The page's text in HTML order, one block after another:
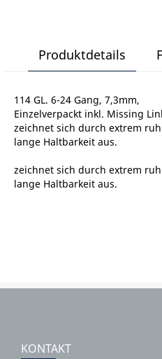
Produktdetails
114 GL. 6-24 Gang, 7,3mm,
Einzelverpackt inkl. Missing
zeichnet sich durch extrem
lange Haltbarkeit aus.
zeichnet sich durch extrem
lange Haltbarkeit aus.
KONTAKT